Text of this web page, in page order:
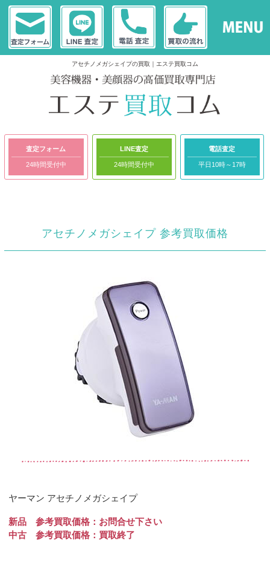
アセチノメガシェイプの買取｜エステ買取コム
査定フォーム
24時間受付中
LINE査定
24時間受付中
電話査定
平日10時～17時
アセチノメガシェイプ 参考買取価格
ヤーマン アセチノメガシェイプ
新品 参考買取価格：お問合せ下さい
中古 参考買取価格：買取終了